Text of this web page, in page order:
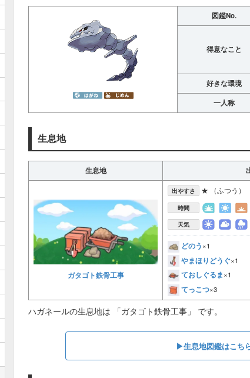
図鑑No.
得意なこと
好きな環境
一人称
生息地
生息地
ガタゴト鉄骨工事
出やすさ ★ （ふつう）
時間
天気
どのう×1
やまほりどうぐ×1
ておしぐるま×1
てっこつ×3
ハガネールの生息地は 「ガタゴト鉄骨工事」 です。
▶︎生息地図鑑はこち